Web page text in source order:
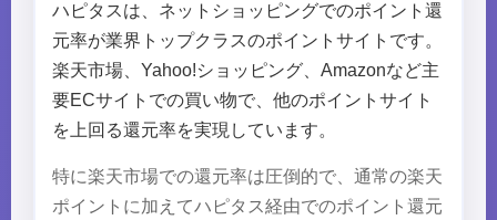
ハピタスは、ネットショッピングでのポイント還
元率が業界トップクラスのポイントサイトです。
楽天市場、Yahoo!ショッピング、Amazonなど主
要ECサイトでの買い物で、他のポイントサイト
を上回る還元率を実現しています。
特に楽天市場での還元率は圧倒的で、通常の楽天
ポイントに加えてハピタス経由でのポイント還元